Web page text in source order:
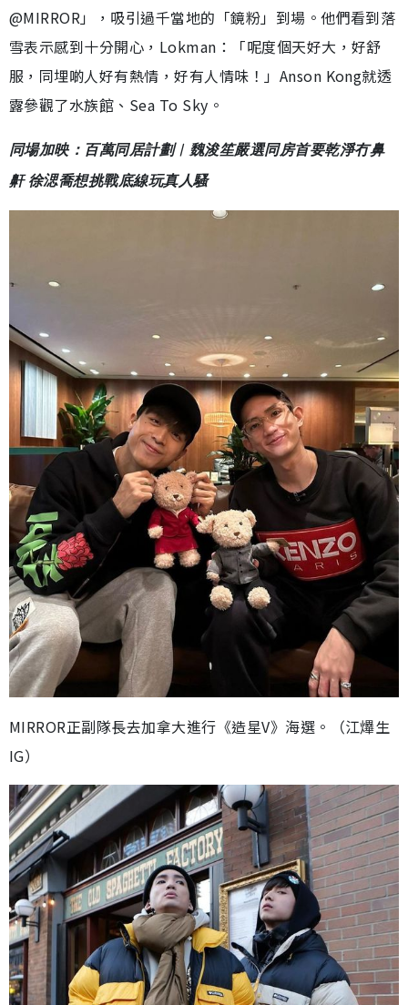
@MIRROR」，吸引過千當地的「鏡粉」到場。他們看到落
雪表示感到十分開心，Lokman：「呢度個天好大，好舒
服，同埋啲人好有熱情，好有人情味！」Anson Kong就透
露參觀了水族館、Sea To Sky。
同場加映：百萬同居計劃︳魏浚笙嚴選同房首要乾淨冇鼻
鼾 徐㴓喬想挑戰底線玩真人騷
MIRROR正副隊長去加拿大進行《造星V》海選。（江𤒹生
IG）